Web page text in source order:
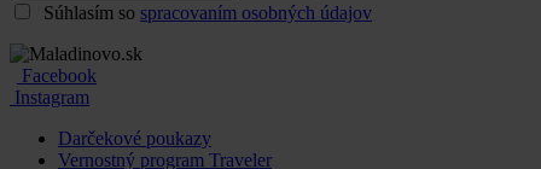
Súhlasím so spracovaním osobných údajov
Facebook
Instagram
Darčekové poukazy
Vernostný program Traveler